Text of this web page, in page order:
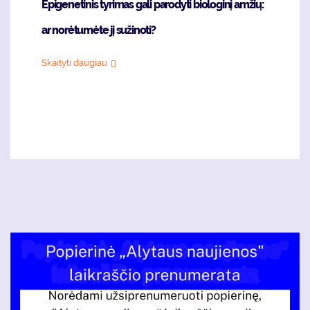
Epigenetinis tyrimas gali parodyti biologinį amžių:
ar norėtumėte jį sužinoti?
Skaityti daugiau